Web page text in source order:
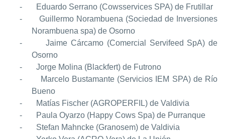
-
Eduardo Serrano (Cowsservices SPA) de Frutillar
-
Guillermo Norambuena (Sociedad de Inversiones
Norambuena spa) de Osorno
-
Jaime Cárcamo (Comercial Servifeed SpA) de
Osorno
-
Jorge Molina (Blackfert) de Futrono
-
Marcelo Bustamante (Servicios IEM SPA) de Río
Bueno
-
Matías Fischer (AGROPERFIL) de Valdivia
-
Paula Oyarzo (Happy Cows Spa) de Purranque
-
Stefan Mahncke (Granosem) de Valdivia